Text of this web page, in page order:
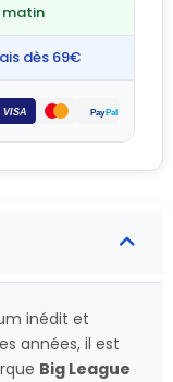
matin
dès 69€
inédit et
années, il est
Big League